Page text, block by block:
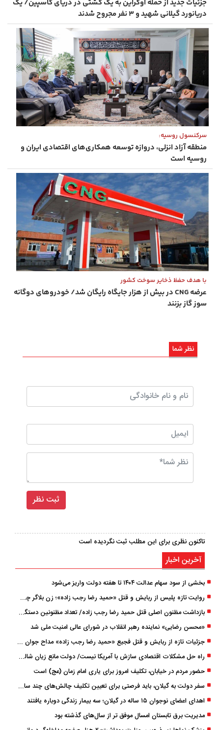
جزئیات جدید از حمله اوکراین به یک کشتی در دریای کاسپین/ یک
دریانورد گیلانی شهید و ۳ نفر مجروح شدند
سرکنسول روسیه:
منطقه آزاد انزلی، دروازه توسعه همکاری‌های اقتصادی ایران و
روسیه است
با هدف حفظ ذخایر سوخت کشور
عرضه CNG در بیش از هزار جایگاه رایگان شد/ خودروهای دوگانه
‌سوز گاز بزنند
نظر شما
تاکنون نظری برای این مطلب ثبت نگردیده است
آخرین اخبار
بخشی از سود سهام عدالت ۱۴۰۴ تا هفته دولت واریز می‌شود
روایت تازه پلیس از ربایش و قتل «حمید رضا رجب ‌زاده»؛ زن بلاگر چگونه مداح جوان را به دام انداخت؟
بازداشت مظنون اصلی قتل حمید رضا رجب‌ زاده/ تعداد مظنونین دستگیر شده به ۵ نفر رسید
«محسن رضایی» نماینده رهبر انقلاب در شورای عالی امنیت ملی شد
جزئیات تازه از ربایش و قتل فجیع «حمید رضا رجب زاده» مداح جوان تهرانی؛ ۴ متهم بازداشت شدند
راه حل مشکلات اقتصادی سازش با آمریکا نیست/ دولت مانع زیان شالیکاران شود
حضور مردم در خیابان، تکلیف امروز برای یاری امام زمان (عج) است
سفر دولت به گیلان، باید فرصتی برای تعیین تکلیف چالش‌های چند ساله استان باشد
اهدای اعضای نوجوان ۱۵ ساله در گیلان؛ سه بیمار زندگی دوباره یافتند
مدیریت برق تابستان امسال موفق ‌تر از سال‌های گذشته بود